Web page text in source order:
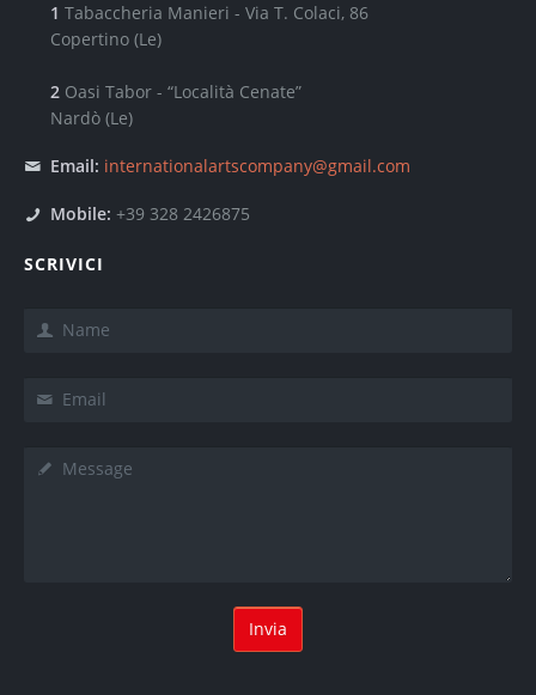
1 Tabaccheria Manieri - Via T. Colaci, 86
Copertino (Le)
2 Oasi Tabor - “Località Cenate”
Nardò (Le)
Email: internationalartscompany@gmail.com
Mobile: +39 328 2426875
SCRIVICI